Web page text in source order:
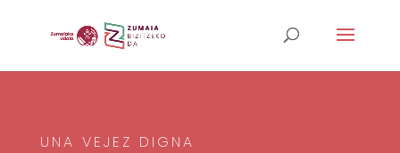
UNA VEJEZ DIGNA